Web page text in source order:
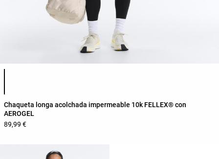
Lista de cores do produto
Chaqueta longa acolchada impermeable 10k FELLEX® con
AEROGEL
89,99 €